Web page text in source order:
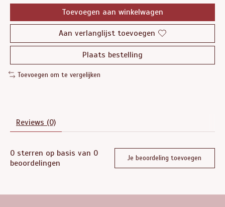
Toevoegen aan winkelwagen
Aan verlanglijst toevoegen
Plaats bestelling
Toevoegen om te vergelijken
Reviews (0)
0 sterren op basis van 0
beoordelingen
Je beoordeling toevoegen